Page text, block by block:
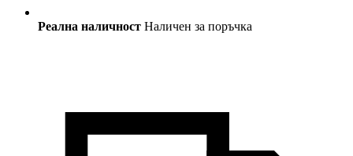
Реална наличност Наличен за поръчка